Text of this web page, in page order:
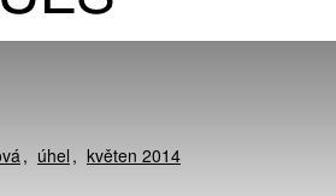
úhel květen 2014